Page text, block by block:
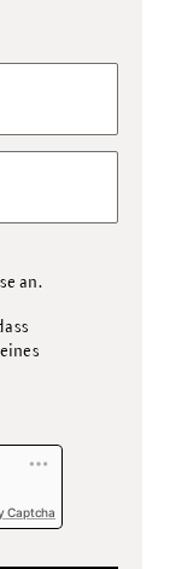
an.
Captcha